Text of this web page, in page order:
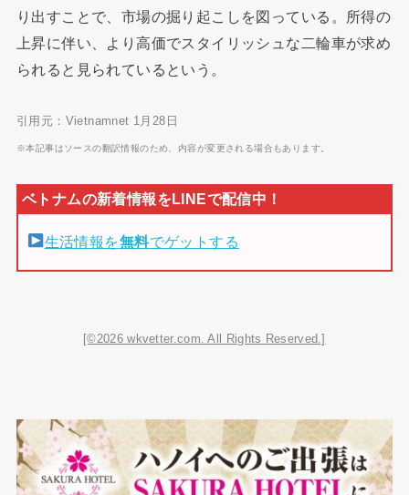
り出すことで、市場の掘り起こしを図っている。所得の
上昇に伴い、より高価でスタイリッシュな二輪車が求め
られると見られているという。
引用元：Vietnamnet 1月28日
※本記事はソースの翻訳情報のため、内容が変更される場合もあります。
生活情報を無料でゲットする
[©2026 wkvetter.com. All Rights Reserved.]